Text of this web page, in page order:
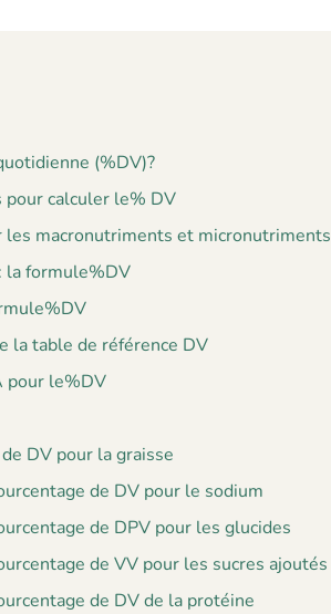
(%DV)?
calculer le% DV
macronutriments et micronutriments
la formule%DV
la table de référence DV
pour le%DV
DV pour la graisse
de DV pour le sodium
de DPV pour les glucides
de VV pour les sucres ajoutés
de DV de la protéine